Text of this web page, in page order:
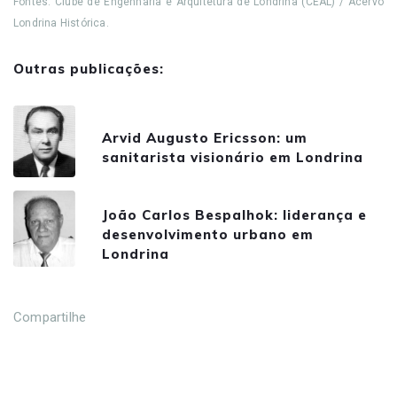
Londrina Histórica.
Outras publicações:
Arvid Augusto Ericsson: um
sanitarista visionário em Londrina
João Carlos Bespalhok: liderança e
desenvolvimento urbano em
Londrina
Compartilhe